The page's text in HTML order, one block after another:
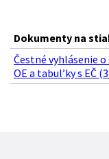
Dokumenty na
Čestné vyhlásenie
OE a tabul’ky s EČ